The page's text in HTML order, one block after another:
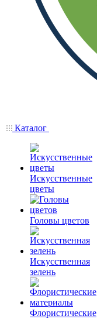
Каталог
Искусственные
цветы
Головы цветов
Искусственная
зелень
Флористические